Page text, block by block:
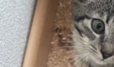
***Privatvermittlung – Der Hund
im Tierheim. Bei Interesse dürfen
angegebene Kontaktmöglichkeit
der Halter: Kontakt: Tel.:
Rasse / Mix: Miniatur Bullterrier Mix